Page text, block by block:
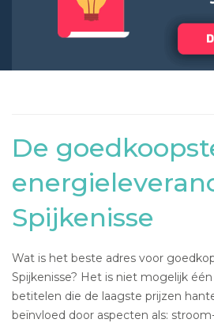
De
Spijkenisse
Wat is het beste adres voor
Spijkenisse? Het is niet mogelijk
betitelen die de laagste prijzen
beïnvloed door aspecten als: